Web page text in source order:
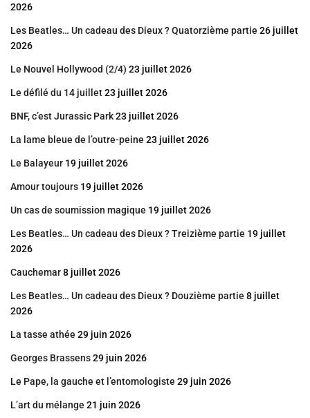
2026
Les Beatles… Un cadeau des Dieux ? Quatorzième partie 26 juillet
2026
Le Nouvel Hollywood (2/4) 23 juillet 2026
Le défilé du 14 juillet23 juillet 2026
BNF, c’est Jurassic Park23 juillet 2026
La lame bleue de l’outre-peine 23 juillet 2026
Le Balayeur 19 juillet 2026
Amour toujours 19 juillet 2026
Un cas de soumission magique 19 juillet 2026
Les Beatles… Un cadeau des Dieux ? Treizième partie 19 juillet
2026
Cauchemar8 juillet 2026
Les Beatles… Un cadeau des Dieux ? Douzième partie 8 juillet
2026
La tasse athée 29 juin 2026
Georges Brassens29 juin 2026
Le Pape, la gauche et l’entomologiste 29 juin 2026
L’art du mélange 21 juin 2026